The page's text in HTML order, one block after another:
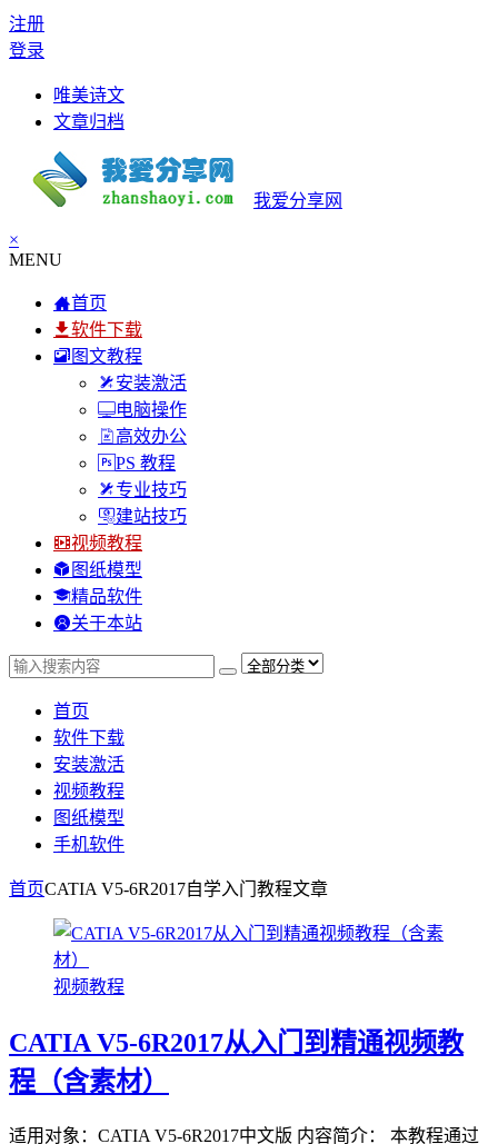
注册
登录
唯美诗文
文章归档
我爱分享网
×
MENU
首页
软件下载
图文教程
安装激活
电脑操作
高效办公
PS 教程
专业技巧
建站技巧
视频教程
图纸模型
精品软件
关于本站
首页
软件下载
安装激活
视频教程
图纸模型
手机软件
首页CATIA V5-6R2017自学入门教程文章
视频教程
CATIA V5-6R2017从入门到精通视频教
程（含素材）
适用对象：CATIA V5-6R2017中文版 内容简介： 本教程通过